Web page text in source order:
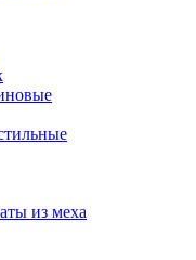
из меха